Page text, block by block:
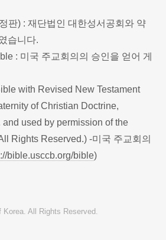
판) : 재단법인 대한성서공회와 약
습니다.
: 미국 주교회의의 승인을 얻어 게
with Revised New Testament
of Christian Doctrine,
used by permission of the
Rights Reserved.) -미국 주교회의
bible.usccb.org/bible)
All Rights Reserved.